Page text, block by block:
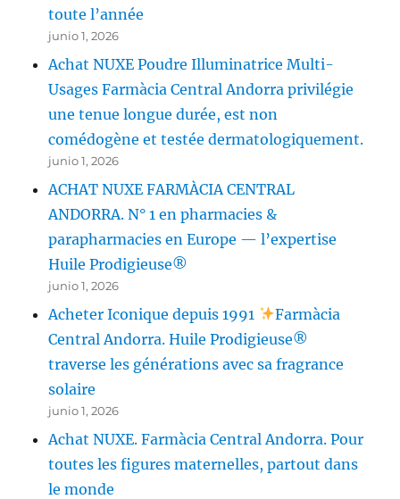
toute l’année
junio 1, 2026
Achat NUXE Poudre Illuminatrice Multi-
Usages Farmàcia Central Andorra privilégie
une tenue longue durée, est non
comédogène et testée dermatologiquement.
junio 1, 2026
ACHAT NUXE FARMÀCIA CENTRAL
ANDORRA. N° 1 en pharmacies &
parapharmacies en Europe — l’expertise
Huile Prodigieuse®
junio 1, 2026
Acheter Iconique depuis 1991
Farmàcia
Central Andorra. Huile Prodigieuse®
traverse les générations avec sa fragrance
solaire
junio 1, 2026
Achat NUXE. Farmàcia Central Andorra. Pour
toutes les figures maternelles, partout dans
le monde